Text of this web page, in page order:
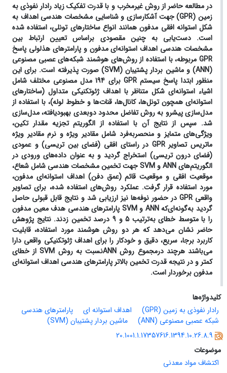
در مطالعه حاضر از روش غیرمخرب و با قدرت تفکیک زیاد رادار نفوذی به
زمین (GPR)
جهت آشکارسازی و شناسایی مشخصات هندسی اهداف به
شکل استوانه افقی مدفون همانند انواع ساختارهای تونلی، استفاده شده
است. دست‌یابی به چنین مقصودی براساس تعیین ارتباط بین
مشخصات هندسی اهداف استوانه‌ای مدفون و پارامترهای هذلولی پاسخ
GPR مربوطه، با استفاده از روش‌های هوشمند شبکه‌های عصبی مصنوعی
(ANN)
و ماشین بردار پشتیبان (SVM)
صورت پذیرفته است. برای این
منظور ابتدا پاسخ سیستمGPR
برای 194 مدل مصنوعی مختلف شامل
اشیاء استوانه‌ای شکل متناظر با اهداف ژئوتکنیکی متداول (ساختارهای
استوانه‌ای همچون تونل‌ها، کانال‌ها، قنات‌ها و خطوط لوله)، با استفاده از
مدل‌سازی پیشرو به روش تفاضل محدود دوبعدی بهبودیافته، مدل‌سازی
شد. سپس از نتایج آن با استفاده از الگوریتم تجزیه مقدار تکین،
ویژگی‌های متمایز و منحصربه‌فرد شامل مقادیر ویژه و نرم مقادیر ویژه
ماتریس تصاویرGPR در راستای افقی (فضای بین تریسی) و عمودی
(فضای درون تریسی) استخراج گردید و به عنوان داده‌های ورودی در
الگوریتم‌هایANNو SVMجهت تخمین مشخصات هندسی شامل شعاع،
موقعیت افقی و موقعیت قائم (عمق دفن) اهداف استوانه‌ای مدفون،
مورد استفاده قرار گرفت. عملکرد روش‌های استفاده شده، برای تصاویر
واقعی GPR در حضور نوفه‌ها نیز ارزیابی شد و نتایج قابل قبولی حاصل
گردید به‌گونه‌ای‌کهANN وSVM پارامترهای هندسی هدف معین مدفون
را با متوسط خطای به‌ترتیب 5 و 9 درصد تخمین زدند. نتایج پژوهش
حاضر نشان می‌دهد که هر دو روش هوشمند مورد استفاده، قابلیت
کاربرد برجا، سریع، دقیق و خودکار را برای اهداف ژئوتکنیکی واقعی دارا
می‌باشند هرچند درمجموع روش ANNنسبت به روش SVMاز خطای
کمتر و در نتیجه قدرت تخمین بالاتر پارامترهای هندسی اهداف استوانه‌ای
مدفون برخوردار است.
کلیدواژه‌ها
رادار نفوذی به زمین (GPR)
اهداف استوانه ای
پارامترهای هندسی
شبکه عصبی مصنوعی (ANN)
ماشین بردار پشتیبان (SVM)
20.1001.1.17357616.1394.10.26.8.9
موضوعات
اکتشاف مواد معدنی